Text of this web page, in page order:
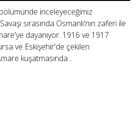
inceleyeceğimiz
sırasında Osmanlı'nın zaferi ile
dayanıyor. 1916 ve 1917
ve Eskişehir'de çekilen
kuşatmasında...